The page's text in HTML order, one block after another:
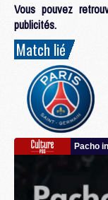
Vous pouvez
publicités.
Match lié